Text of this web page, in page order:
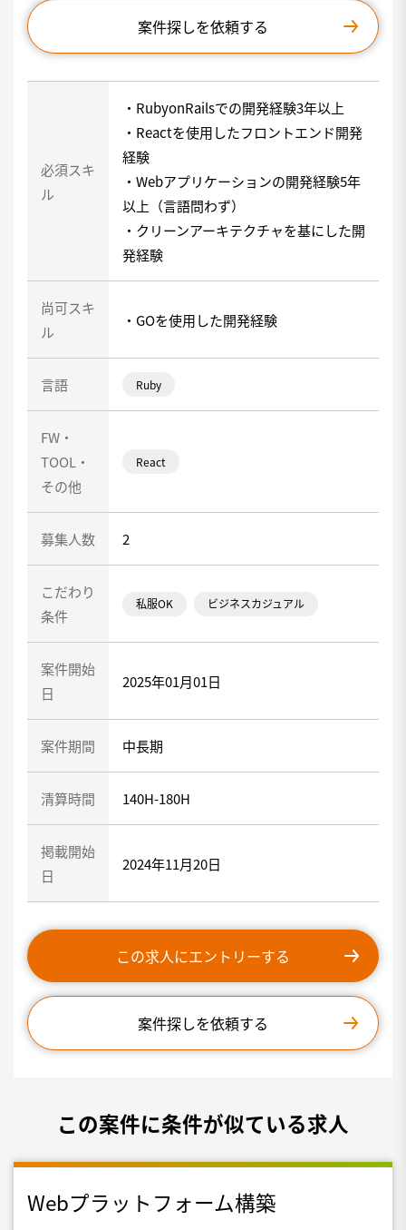
案件探しを依頼する
必須スキ
ル
・RubyonRailsでの開発経験3年以上
・Reactを使用したフロントエンド開発
経験
・Webアプリケーションの開発経験5年
以上（言語問わず）
・クリーンアーキテクチャを基にした開
発経験
尚可スキ
ル
・GOを使用した開発経験
言語 Ruby
FW・
TOOL・
その他
React
募集人数 2
こだわり
条件
私服OK ビジネスカジュアル
案件開始
日
2025年01月01日
案件期間 中長期
清算時間 140H-180H
掲載開始
日
2024年11月20日
この求人にエントリーする
案件探しを依頼する
この案件に条件が似ている求人
Webプラットフォーム構築